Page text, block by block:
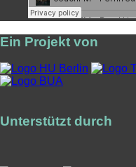
Ein Projekt von
Unterstützt durch